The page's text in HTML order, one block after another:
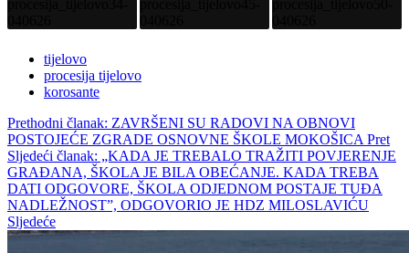
tijelovo
procesija tijelovo
korosante
Prethodni članak: ZAVRŠENI SU RADOVI NA OBNOVI
POSTOJEĆE ZGRADE OSNOVNE ŠKOLE MOKOŠICA Pret
Sljedeći članak: „KADA JE TREBALO TRAŽITI POVJERENJE
GRAĐANA, ŠKOLA JE BILA OBEĆANJE. KADA TREBA
DATI ODGOVORE, ŠKOLA ODJEDNOM POSTAJE TUĐA
NADLEŽNOST”, ODGOVORIO JE HDZ MILOSLAVIĆU
Sljedeće